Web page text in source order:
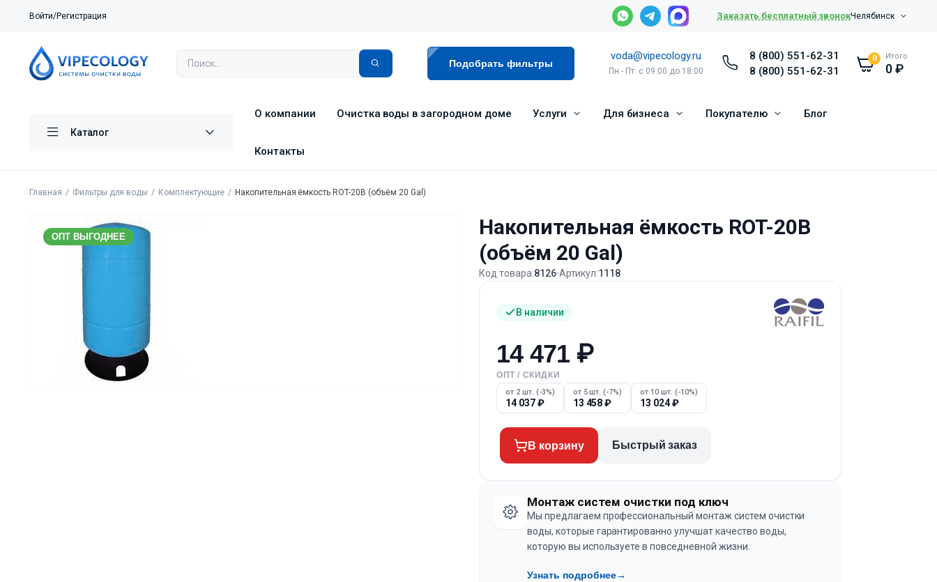
Войти/Регистрация Заказать бесплатный звонокЧелябинск
Подобрать фильтры
voda@vipecology.ru
Пн - Пт: с 09:00 до 18:00
8 (800) 551-62-31
8 (800) 551-62-31
0 Итого
0₽
Каталог
О компании Очистка воды в загородном доме Услуги Для бизнеса Покупателю Блог
Контакты
Главная Фильтры для воды Комплектующие Накопительная ёмкость ROT-20B (объём 20 Gal)
ОПТ ВЫГОДНЕЕ
Накопительная ёмкость ROT-20B
(объём 20 Gal)
Код товара:8126 Артикул:1118
В наличии
14 471 ₽
ОПТ / СКИДКИ
от 2 шт. (-3%)
14 037₽
от 5 шт. (-7%)
13 458₽
от 10 шт. (-10%)
13 024₽
В корзину Быстрый заказ
Монтаж систем очистки под ключ
Мы предлагаем профессиональный монтаж систем очистки
воды, которые гарантированно улучшат качество воды,
которую вы используете в повседневной жизни.
Узнать подробнее→